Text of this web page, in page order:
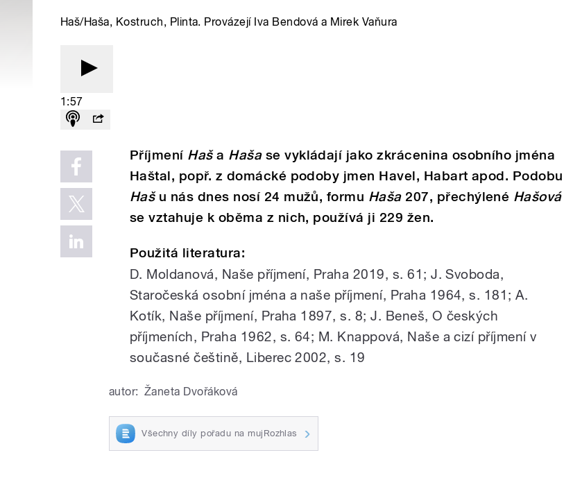
Haš/Haša, Kostruch, Plinta. Provázejí Iva Bendová a Mirek Vaňura
1:57
Příjmení Haša Hašase vykládají jako zkrácenina osobního jména
Haštal, popř. z domácké podoby jmen Havel, Habart apod. Podobu
Hašu nás dnes nosí 24 mužů, formu Haša207, přechýlené Hašová
se vztahuje k oběma z nich, používá ji 229 žen.
Použitá literatura:
D. Moldanová, Naše příjmení, Praha 2019, s. 61; J. Svoboda,
Staročeská osobní jména a naše příjmení, Praha 1964, s. 181; A.
Kotík, Naše příjmení, Praha 1897, s. 8; J. Beneš, O českých
příjmeních, Praha 1962, s. 64; M. Knappová, Naše a cizí příjmení v
současné češtině, Liberec 2002, s. 19
autor: Žaneta Dvořáková
Všechny díly pořadu na mujRozhlas